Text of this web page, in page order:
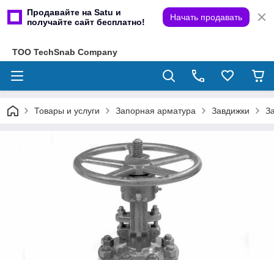
Продавайте на Satu и
получайте сайт бесплатно!
Начать продавать
ТОО TechSnab Company
Товары и услуги Запорная арматура Завдижки